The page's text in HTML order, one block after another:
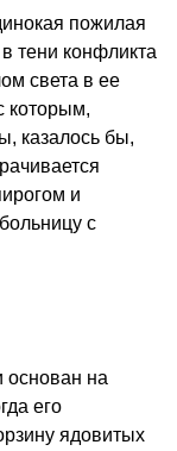
пожилая
тени конфликта
света в ее
которым,
казалось бы,
и
с
основан на
его
ядовитых